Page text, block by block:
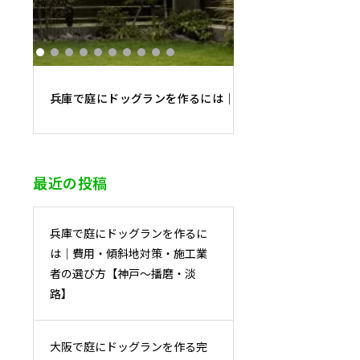
兵庫で庭にドッグランを作るには｜費用・傾斜地対策・施
最近の投稿
兵庫で庭にドッグランを作るに
は｜費用・傾斜地対策・施工業
者の選び方【神戸〜播磨・淡
路】
大阪で庭にドッグランを作る完